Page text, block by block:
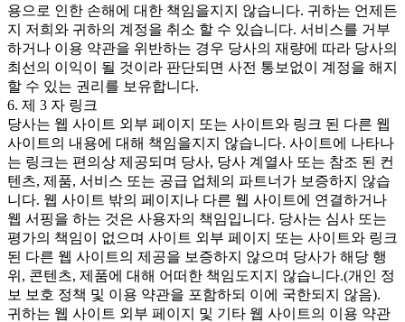
용으로 인한 손해에 대한 책임을지지 않습니다. 귀하는 언제든
지 저희와 귀하의 계정을 취소 할 수 있습니다. 서비스를 거부
하거나 이용 약관을 위반하는 경우 당사의 재량에 따라 당사의
최선의 이익이 될 것이라 판단되면 사전 통보없이 계정을 해지
할 수 있는 권리를 보유합니다.
6. 제 3 자 링크
당사는 웹 사이트 외부 페이지 또는 사이트와 링크 된 다른 웹
사이트의 내용에 대해 책임을지지 않습니다. 사이트에 나타나
는 링크는 편의상 제공되며 당사, 당사 계열사 또는 참조 된 컨
텐츠, 제품, 서비스 또는 공급 업체의 파트너가 보증하지 않습
니다. 웹 사이트 밖의 페이지나 다른 웹 사이트에 연결하거나
웹 서핑을 하는 것은 사용자의 책임입니다. 당사는 심사 또는
평가의 책임이 없으며 사이트 외부 페이지 또는 사이트와 링크
된 다른 웹 사이트의 제공을 보증하지 않으며 당사가 해당 행
위, 콘텐츠, 제품에 대해 어떠한 책임도지지 않습니다.(개인 정
보 보호 정책 및 이용 약관을 포함하되 이에 국한되지 않음).
귀하는 웹 사이트 외부 페이지 및 기타 웹 사이트의 이용 약관